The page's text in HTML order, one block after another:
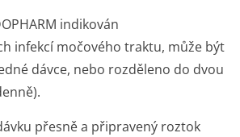
indikován
infekcí močového traktu, může být
dávce, nebo rozděleno do dvou
přesně a připravený roztok